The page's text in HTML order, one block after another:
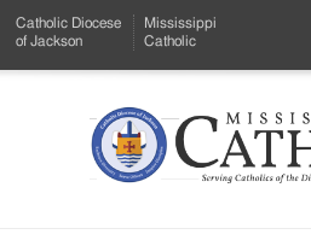
to
Menu
Content
Catholic Diocese
of Jackson
Mississippi
Catholic
Mississippi